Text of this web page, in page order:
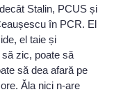
Stalin, PCUS și
în PCR. El
el taie și
zic, poate să
să dea afară pe
Ăla nici n-are